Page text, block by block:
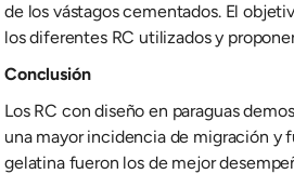
de los vástagos cementados. El
los diferentes RC utilizados y
Conclusión
Los RC con diseño en paraguas
una mayor incidencia de migración y
gelatina fueron los de mejor